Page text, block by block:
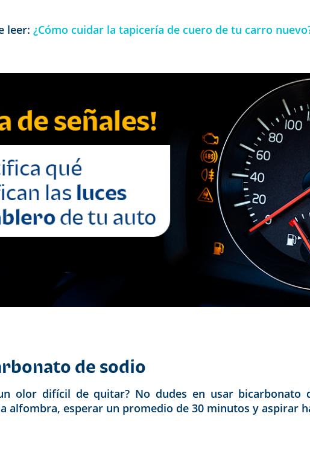
leer: ¿Cómo cuidar la tapicería de cuero de tu carro
de sodio
olor difícil de quitar? No dudes en usar bicarbonato
alfombra, esperar un promedio de 30 minutos y aspirar